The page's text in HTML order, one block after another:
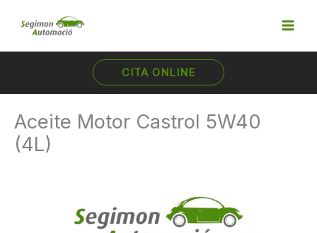
contenido
CITA ONLINE
Aceite Motor Castrol 5W40
(4L)